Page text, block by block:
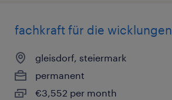
fachkraft für die
gleisdorf, steiermark
permanent
€3,552 per month